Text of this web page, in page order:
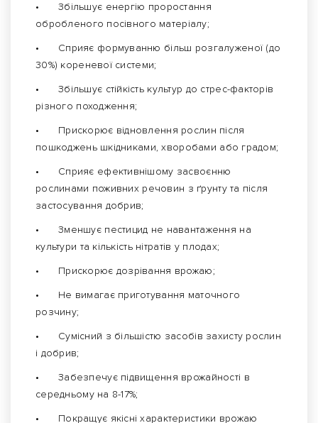
•
Збільшує енергію проростання
обробленого посівного матеріалу;
•
Сприяє формуванню більш розгалуженої (до
30%) кореневої системи;
•
Збільшує стійкість культур до стрес-факторів
різного походження;
•
Прискорює відновлення рослин після
пошкоджень шкідниками, хворобами або градом;
•
Сприяє ефективнішому засвоєнню
рослинами поживних речовин з ґрунту та після
застосування добрив;
•
Зменшує пестицид не навантаження на
культури та кількість нітратів у плодах;
•
Прискорює дозрівання врожаю;
•
Не вимагає приготування маточного
розчину;
•
Сумісний з більшістю засобів захисту рослин
і добрив;
•
Забезпечує підвищення врожайності в
середньому на 8-17%;
•
Покращує якісні характеристики врожаю